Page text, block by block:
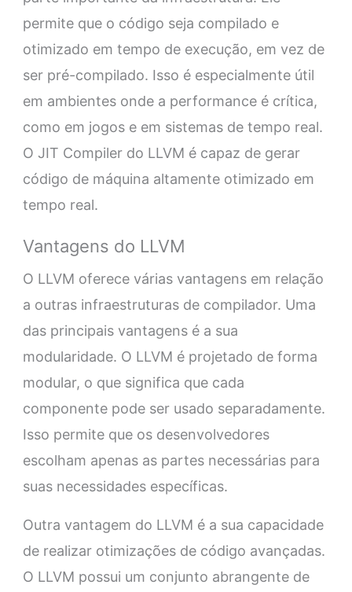
permite que o código seja compilado e
otimizado em tempo de execução, em vez de
ser pré-compilado. Isso é especialmente útil
em ambientes onde a performance é crítica,
como em jogos e em sistemas de tempo real.
O JIT Compiler do LLVM é capaz de gerar
código de máquina altamente otimizado em
tempo real.
Vantagens do LLVM
O LLVM oferece várias vantagens em relação
a outras infraestruturas de compilador. Uma
das principais vantagens é a sua
modularidade. O LLVM é projetado de forma
modular, o que significa que cada
componente pode ser usado separadamente.
Isso permite que os desenvolvedores
escolham apenas as partes necessárias para
suas necessidades específicas.
Outra vantagem do LLVM é a sua capacidade
de realizar otimizações de código avançadas.
O LLVM possui um conjunto abrangente de